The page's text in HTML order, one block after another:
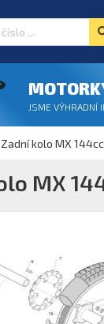
JSME VÝHRADNÍ
Zadní kolo MX
MX